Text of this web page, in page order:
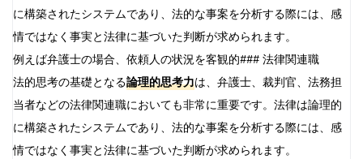
に構築されたシステムであり、法的な事案を分析する際には、感
情ではなく事実と法律に基づいた判断が求められます。
例えば弁護士の場合、依頼人の状況を客観的### 法律関連職
法的思考の基礎となる論理的思考力は、弁護士、裁判官、法務担
当者などの法律関連職においても非常に重要です。法律は論理的
に構築されたシステムであり、法的な事案を分析する際には、感
情ではなく事実と法律に基づいた判断が求められます。